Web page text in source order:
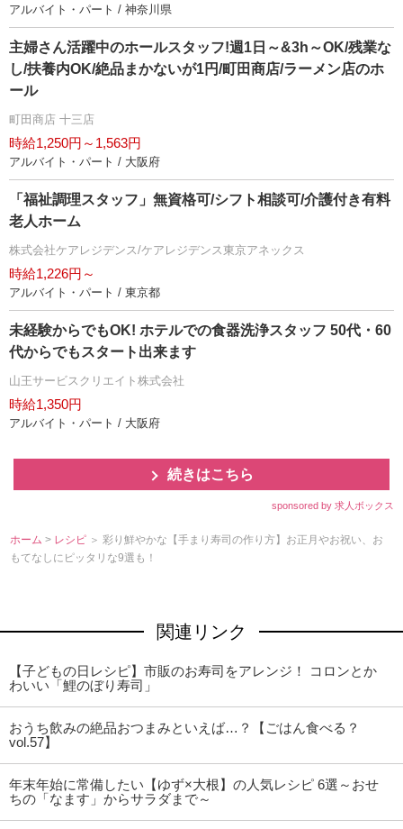
アルバイト・パート / 神奈川県
主婦さん活躍中のホールスタッフ!週1日～&3h～OK/残業な
し/扶養内OK/絶品まかないが1円/町田商店/ラーメン店のホ
ール
町田商店 十三店
時給1,250円～1,563円
アルバイト・パート / 大阪府
「福祉調理スタッフ」無資格可/シフト相談可/介護付き有料
老人ホーム
株式会社ケアレジデンス/ケアレジデンス東京アネックス
時給1,226円～
アルバイト・パート / 東京都
未経験からでもOK! ホテルでの食器洗浄スタッフ 50代・60
代からでもスタート出来ます
山王サービスクリエイト株式会社
時給1,350円
アルバイト・パート / 大阪府
続きはこちら
sponsored by 求人ボックス
ホーム > レシピ ＞ 彩り鮮やかな【手まり寿司の作り方】お正月やお祝い、お
もてなしにピッタリな9選も！
関連リンク
【子どもの日レシピ】市販のお寿司をアレンジ！ コロンとか
わいい「鯉のぼり寿司」
おうち飲みの絶品おつまみといえば…？【ごはん食べる？
vol.57】
年末年始に常備したい【ゆず×大根】の人気レシピ 6選～おせ
ちの「なます」からサラダまで～